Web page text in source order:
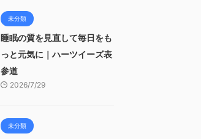
未分類
睡眠の質を見直して毎日をも
っと元気に｜ハーツイーズ表
参道
2026/7/29
未分類